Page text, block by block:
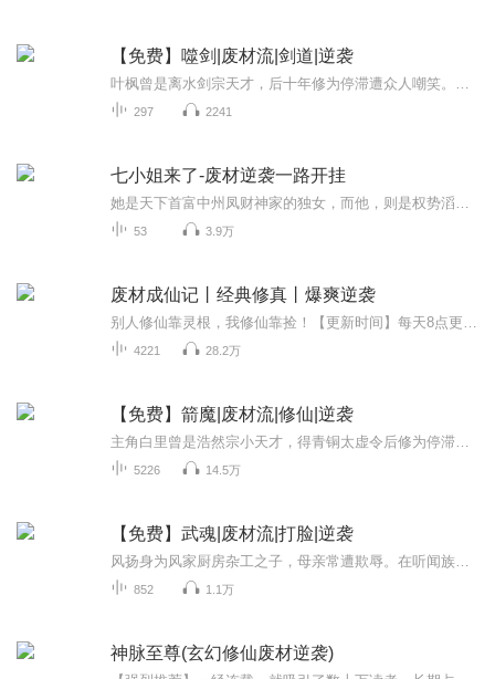
【免费】噬剑|废材流|剑道|逆袭
297 2241
七小姐来了-废材逆袭一路开挂
53 3.9万
废材成仙记丨经典修真丨爆爽逆袭
4221 28.2万
【免费】箭魔|废材流|修仙|逆袭
5226 14.5万
【免费】武魂|废材流|打脸|逆袭
852 1.1万
神脉至尊(玄幻修仙废材逆袭)